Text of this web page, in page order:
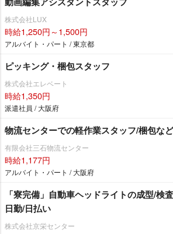
株式会社LUX
時給1,250円～1,500円
アルバイト・パート / 東京都
ピッキング・梱包スタッフ
株式会社エレベート
時給1,350円
派遣社員 / 大阪府
物流センターでの軽作業スタッフ/梱包など
有限会社三石物流センター
時給1,177円
アルバイト・パート / 大阪府
「寮完備」自動車ヘッドライトの成型/検
日勤/日払い
株式会社京栄センター